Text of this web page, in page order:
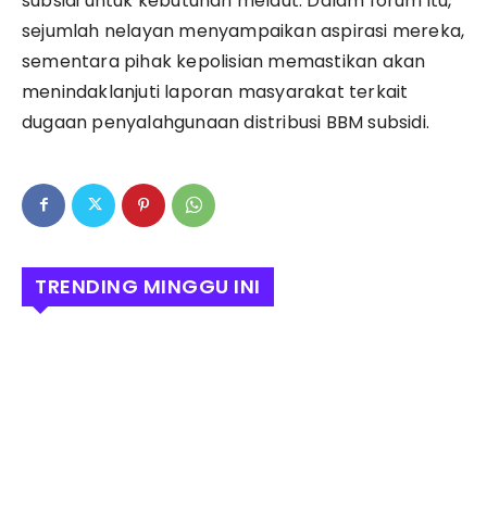
sejumlah nelayan menyampaikan aspirasi mereka,
sementara pihak kepolisian memastikan akan
menindaklanjuti laporan masyarakat terkait
dugaan penyalahgunaan distribusi BBM subsidi.
TRENDING MINGGU INI